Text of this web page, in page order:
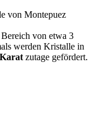
von Montepuez
von etwa 3
werden Kristalle in
zutage gefördert.